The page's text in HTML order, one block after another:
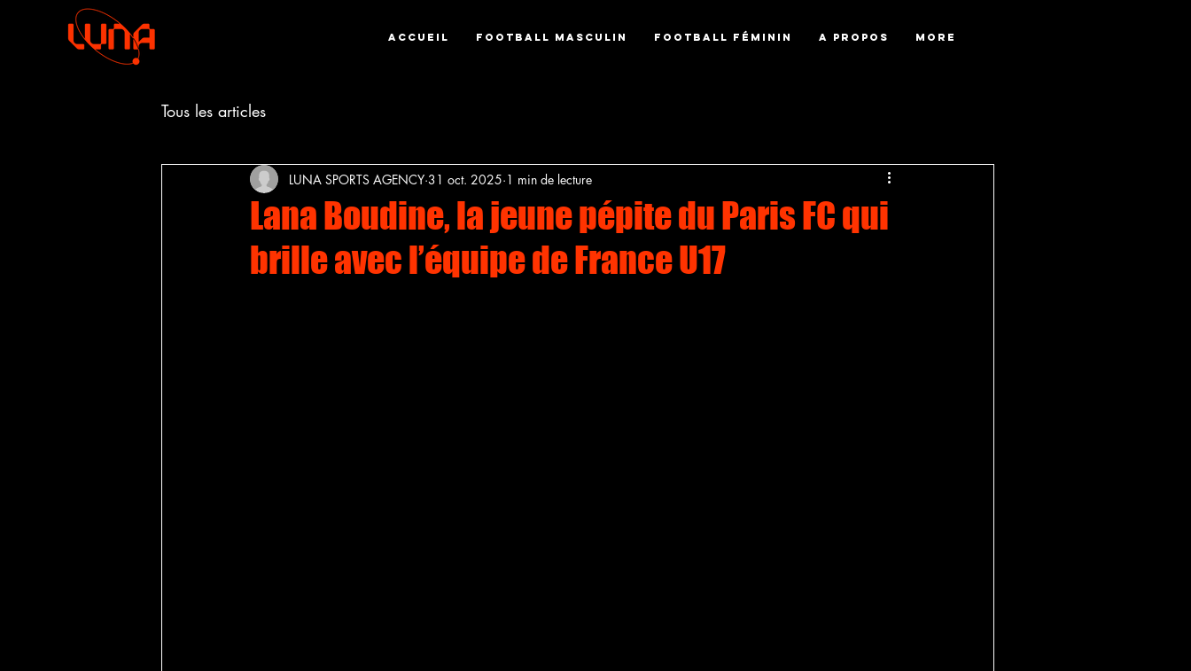
ACCUEIL FOOTBALL MASCULIN FOOTBALL FÉMININ A PROPOS More
Tous les articles
Lana Boudine, la jeune pépite du Paris FC qui
brille avec l’équipe de France U17
LUNA SPORTS AGENCY 31 oct. 2025 1 min de lecture